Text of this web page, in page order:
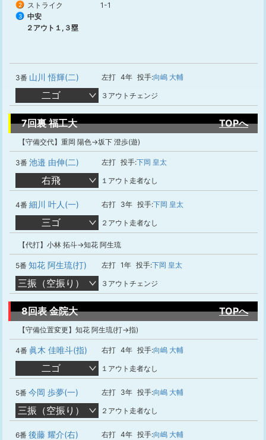
2 ストライク 1-1
3
中安
２アウト１,３塁
3番 山川 悟輝(二) 左打 4年 投手:向嶋 大輔
二ゴ ３アウトチェンジ
7回裏 福工大 TOPへ
【守備交代】重岡 陽色→坂下 澄歩(遊)
3番 池邉 由伸(二) 左打 投手:下岡 皇太
右飛 １アウト走者なし
4番 細川 叶人(一) 右打 3年 投手:下岡 皇太
三ゴ ２アウト走者なし
【代打】小林 拓斗→知花 阿生琉
5番 知花 阿生琉(打) 左打 1年 投手:下岡 皇太
三振（空振り） ３アウトチェンジ
8回表 金院大 TOPへ
【守備位置変更】知花 阿生琉(打→指)
4番 眞木 佳唯斗(指) 右打 4年 投手:向嶋 大輔
二ゴ １アウト走者なし
5番 今岡 歩夢(一) 左打 3年 投手:向嶋 大輔
三振（空振り） ２アウト走者なし
6番 後藤 耀介(右) 右打 4年 投手:向嶋 大輔